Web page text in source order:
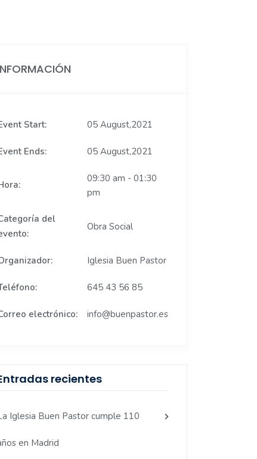
Start: 05 August,2021
Ends: 05 August,2021
09:30 am - 01:30
pm
del
Obra Social
Iglesia Buen Pastor
645 43 56 85
electrónico: info@buenpastor.es
recientes
Iglesia Buen Pastor cumple 110
en Madrid